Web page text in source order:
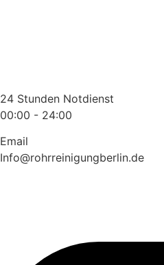
24 Stunden Notdienst
00:00 - 24:00
Email
Info@rohrreinigungberlin.de